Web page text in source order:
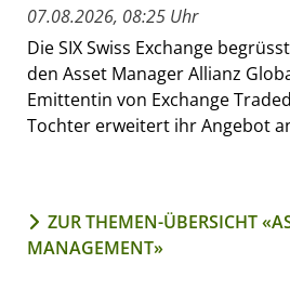
07.08.2026, 08:25 Uhr
Die SIX Swiss Exchange
den Asset Manager Allianz
Emittentin von Exchange
Tochter erweitert ihr Angebot
ZUR THEMEN-ÜBERSICHT
MANAGEMENT»